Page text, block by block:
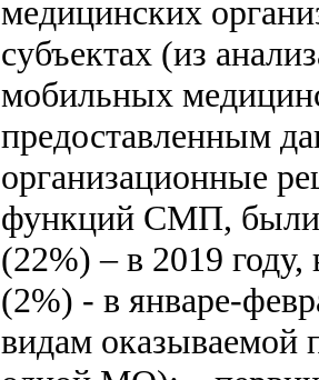
медицинских
субъектах (из
мобильных
предоставленным
организационные
функций СМП, были
(22%) – в 2019
(2%) - в январе-
видам оказываемой